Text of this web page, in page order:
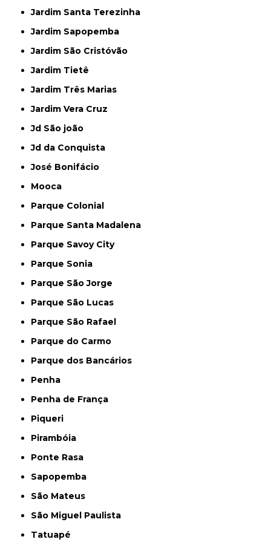
Jardim Santa Terezinha
Jardim Sapopemba
Jardim São Cristóvão
Jardim Tietê
Jardim Três Marias
Jardim Vera Cruz
Jd São joão
Jd da Conquista
José Bonifácio
Mooca
Parque Colonial
Parque Santa Madalena
Parque Savoy City
Parque Sonia
Parque São Jorge
Parque São Lucas
Parque São Rafael
Parque do Carmo
Parque dos Bancários
Penha
Penha de França
Piqueri
Pirambóia
Ponte Rasa
Sapopemba
São Mateus
São Miguel Paulista
Tatuapé